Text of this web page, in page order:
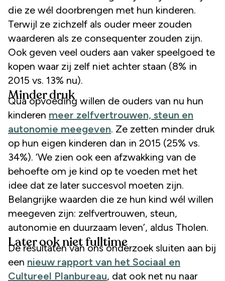
die ze wél doorbrengen met hun kinderen.
Terwijl ze zichzelf als ouder meer zouden
waarderen als ze consequenter zouden zijn.
Ook geven veel ouders aan vaker speelgoed te
kopen waar zij zelf niet achter staan (8% in
2015 vs. 13% nu).
Minder druk
Qua opvoeding willen de ouders van nu hun
kinderen meer zelfvertrouwen, steun en
autonomie meegeven. Ze zetten minder druk
op hun eigen kinderen dan in 2015 (25% vs.
34%). ‘We zien ook een afzwakking van de
behoefte om je kind op te voeden met het
idee dat ze later succesvol moeten zijn.
Belangrijke waarden die ze hun kind wél willen
meegeven zijn: zelfvertrouwen, steun,
autonomie en duurzaam leven’, aldus Tholen.
Later ook niet fulltime
De resultaten van ons onderzoek sluiten aan bij
een nieuw rapport van het Sociaal en
Cultureel Planbureau, dat ook net nu naar